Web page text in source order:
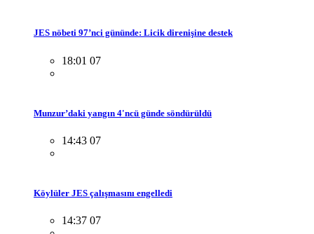
JES nöbeti 97’nci gününde: Licik direnişine destek
18:01 07
Munzur’daki yangın 4'ncü günde söndürüldü
14:43 07
Köylüler JES çalışmasını engelledi
14:37 07